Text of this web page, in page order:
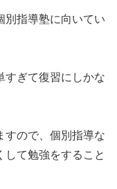
別指導塾に向いてい
すぎて復習にしかな
すので、個別指導な
して勉強をすること